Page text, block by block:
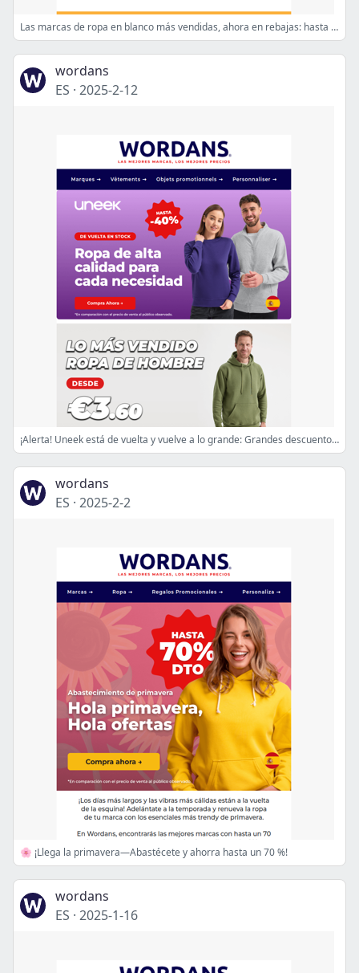
Las marcas de ropa en blanco más vendidas, ahora en rebajas: hasta un 80% de descuento ⏰
wordans
ES · 2025-2-12
¡Alerta! Uneek está de vuelta y vuelve a lo grande: Grandes descuentos te esperan!
wordans
ES · 2025-2-2
🌸 ¡Llega la primavera—Abastécete y ahorra hasta un 70 %!
wordans
ES · 2025-1-16